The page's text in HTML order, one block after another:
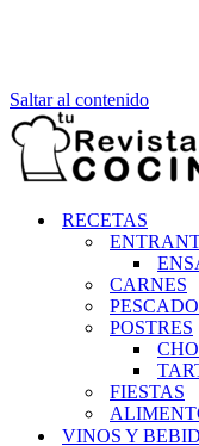
Saltar al contenido
RECETAS
CARNES
POSTRES
FIESTAS
VINOS Y